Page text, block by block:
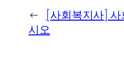
←
[사회복지사] 사
시오